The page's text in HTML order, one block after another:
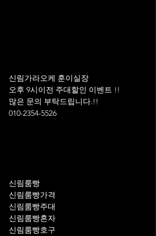
신림가라오케 훈이실장
오후 9시이전 주대할인 이벤트 !!
많은 문의 부탁드립니다.!!
010-2354-5526
신림룸빵
신림룸빵가격
신림룸빵주대
신림룸빵혼자
신림룸빵호구